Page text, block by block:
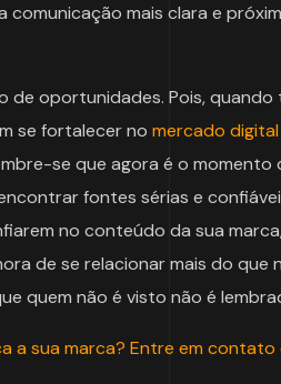
mais clara e
de oportunidades. Pois, quando
se fortalecer no mercado digital
se que agora é o momento
fontes sérias e
no conteúdo da sua
de se relacionar mais do que
quem não é visto não é
a sua marca? Entre em